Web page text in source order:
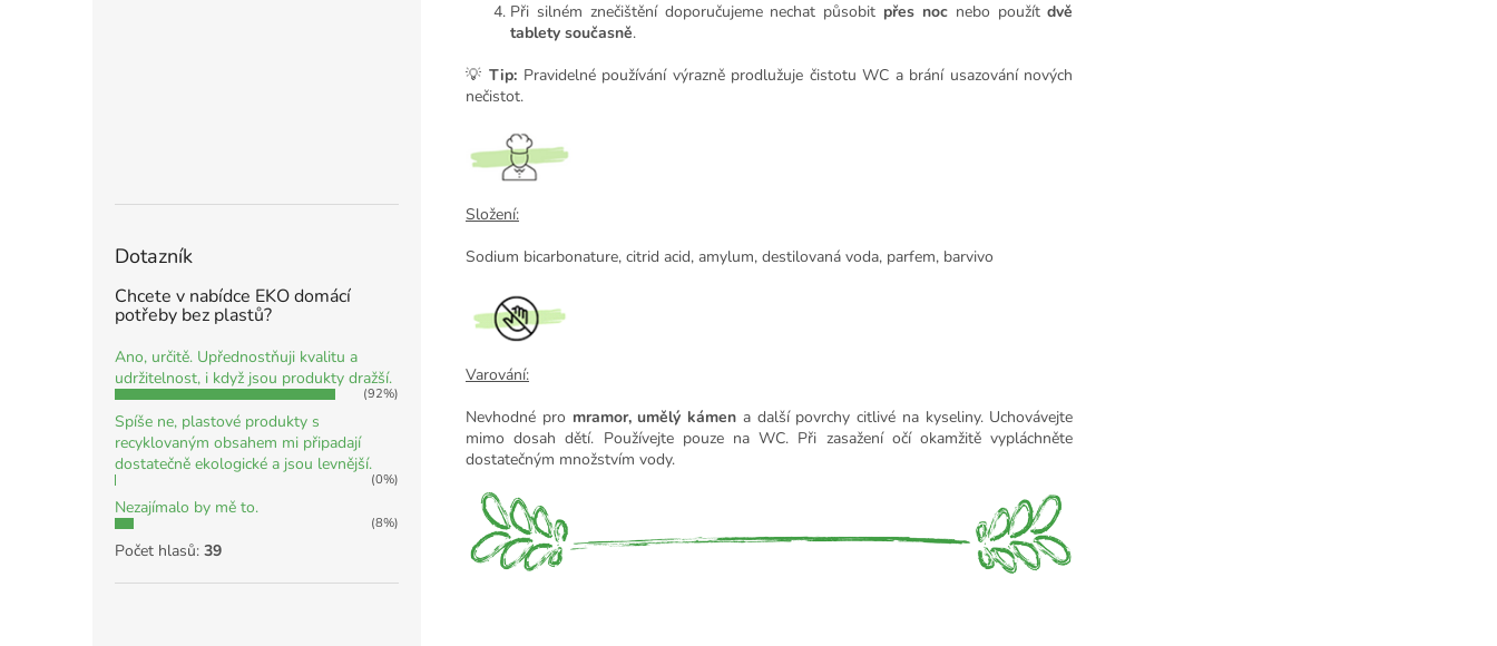
Dotazník
Chcete v nabídce EKO domácí
potřeby bez plastů?
Ano, určitě. Upřednostňuji kvalitu a
udržitelnost, i když jsou produkty dražší.
(92%)
Spíše ne, plastové produkty s
recyklovaným obsahem mi připadají
dostatečně ekologické a jsou levnější.
(0%)
Nezajímalo by mě to.
(8%)
Počet hlasů: 39
Při silném znečištění doporučujeme nechat působit přes nocnebo použítdvě
tablety současně.
💡Tip: Pravidelné používání výrazně prodlužuje čistotu WC a brání usazování nových
nečistot.
Složení:
Sodium bicarbonature, citrid acid, amylum, destilovaná voda, parfem, barvivo
Varování:
Nevhodné pro mramor, umělý kámen a další povrchy citlivé na kyseliny. Uchovávejte
mimo dosah dětí. Používejte pouze na WC. Při zasažení očí okamžitě vypláchněte
dostatečným množstvím vody.